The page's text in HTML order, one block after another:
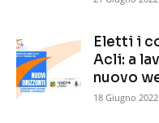
Eletti i
Acli: a
nuovo
18 Giugno 2022